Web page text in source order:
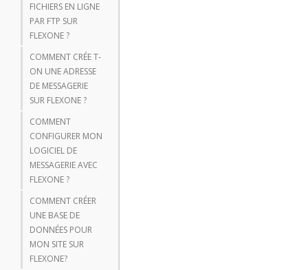
FICHIERS EN LIGNE
PAR FTP SUR
FLEXONE ?
COMMENT CRÉE T-
ON UNE ADRESSE
DE MESSAGERIE
SUR FLEXONE ?
COMMENT
CONFIGURER MON
LOGICIEL DE
MESSAGERIE AVEC
FLEXONE ?
COMMENT CRÉER
UNE BASE DE
DONNÉES POUR
MON SITE SUR
FLEXONE?